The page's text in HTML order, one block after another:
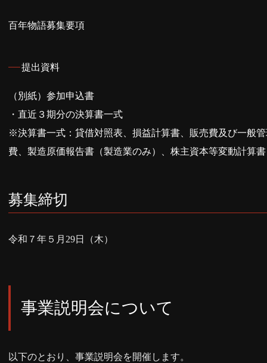
百年物語募集要項
提出資料
（別紙）参加申込書
・直近３期分の決算書一式
※決算書一式：貸借対照表、損益計算書、販売費及び一般
費、製造原価報告書（製造業のみ）、株主資本等変動計算書
募集締切
令和７年５月29日（木）
事業説明会について
以下のとおり、事業説明会を開催します。